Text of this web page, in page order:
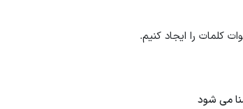
کلمات را ایجاد کنیم.
می شود